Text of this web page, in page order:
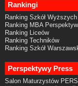
Rankingi
Ranking Szkół Wyższych
Ranking MBA
Ranking Liceów
Ranking Techników
Ranking Szkół
Perspektywy Press
Salon Maturzystów